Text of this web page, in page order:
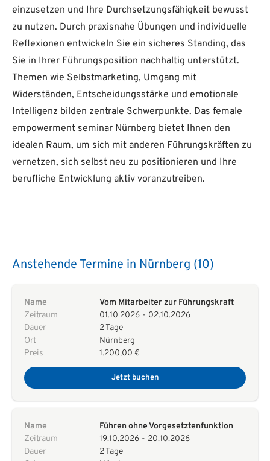
einzusetzen und Ihre Durchsetzungsfähigkeit bewusst
zu nutzen. Durch praxisnahe Übungen und individuelle
Reflexionen entwickeln Sie ein sicheres Standing, das
Sie in Ihrer Führungsposition nachhaltig unterstützt.
Themen wie Selbstmarketing, Umgang mit
Widerständen, Entscheidungsstärke und emotionale
Intelligenz bilden zentrale Schwerpunkte. Das female
empowerment seminar Nürnberg bietet Ihnen den
idealen Raum, um sich mit anderen Führungskräften zu
vernetzen, sich selbst neu zu positionieren und Ihre
berufliche Entwicklung aktiv voranzutreiben.
Anstehende Termine in Nürnberg (10)
Name
Vom Mitarbeiter zur Führungskraft
Zeitraum
01.10.2026 - 02.10.2026
Dauer
2 Tage
Ort
Nürnberg
Preis
1.200,00 €
Jetzt buchen
Name
Führen ohne Vorgesetztenfunktion
Zeitraum
19.10.2026 - 20.10.2026
Dauer
2 Tage